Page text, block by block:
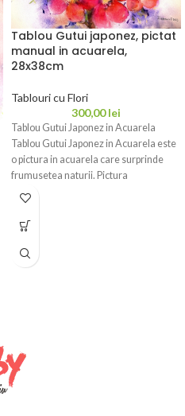
Tablou Gutui japonez, pictat
manual in acuarela,
28x38cm
Tablouri cu Flori
300,00lei
Tablou Gutui Japonez in Acuarela
Tablou Gutui Japonez in Acuarela este
o pictura in acuarela care surprinde
frumusetea naturii. Pictura